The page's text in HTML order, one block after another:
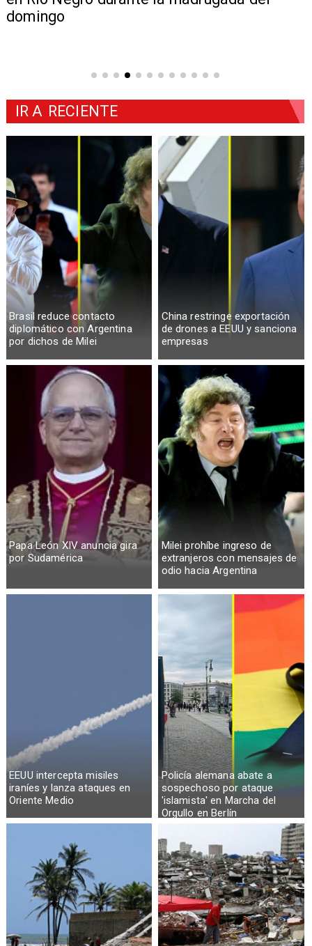
domingo
Brasil reduce contacto
diplomático con Argentina
por dichos de Milei
China restringe exportación
de drones a EEUU y sanciona
empresas
Papa León XIV anuncia gira
por Sudamérica
Milei prohíbe ingreso de
extranjeros con mensajes de
odio hacia Argentina
EEUU intercepta misiles
iraníes y lanza ataques en
Oriente Medio
Policía alemana abate a
sospechoso por ataque
'islamista' en Marcha del
Orgullo en Berlín
IR A RECIENTE